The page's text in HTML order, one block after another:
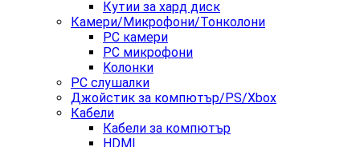
Кутии за хард диск
Камери/Микрофони/Тонколони
PC камери
PC микрофони
Kолонки
PC слушалки
Джойстик за компютър/PS/Xbox
Кабели
Кабели за компютър
HDMI